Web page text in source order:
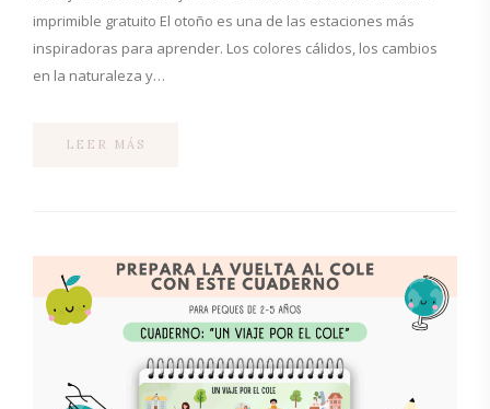
imprimible gratuito El otoño es una de las estaciones más
inspiradoras para aprender. Los colores cálidos, los cambios
en la naturaleza y…
LEER MÁS